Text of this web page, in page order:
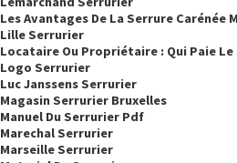
Les Avantages De La Serrure Carénée
Lille Serrurier
Locataire Ou Propriétaire : Qui Paie Le
Logo Serrurier
Luc Janssens Serrurier
Magasin Serrurier Bruxelles
Manuel Du Serrurier Pdf
Marechal Serrurier
Marseille Serrurier